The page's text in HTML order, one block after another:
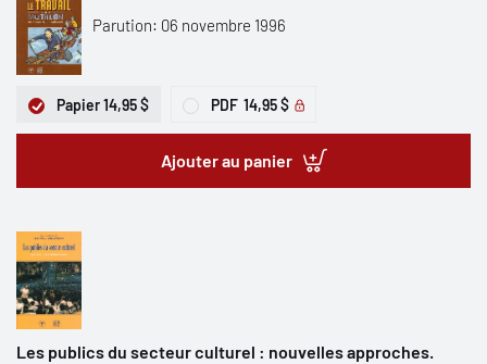
Parution: 06 novembre 1996
Papier14,95 $ PDF 14,95 $
Ajouter au panier
Les publics du secteur culturel : nouvelles approches.